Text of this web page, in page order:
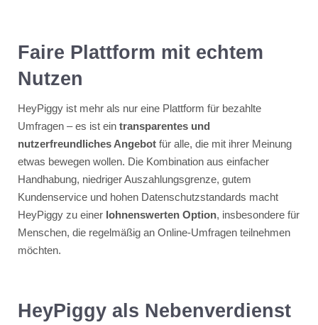
Faire Plattform mit echtem
Nutzen
HeyPiggy ist mehr als nur eine Plattform für bezahlte
Umfragen – es ist ein transparentes und
nutzerfreundliches Angebotfür alle, die mit ihrer Meinung
etwas bewegen wollen. Die Kombination aus einfacher
Handhabung, niedriger Auszahlungsgrenze, gutem
Kundenservice und hohen Datenschutzstandards macht
HeyPiggy zu einer lohnenswerten Option, insbesondere für
Menschen, die regelmäßig an Online-Umfragen teilnehmen
möchten.
HeyPiggy als Nebenverdienst